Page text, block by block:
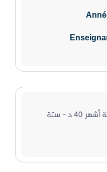
شهر 15 د - ثلاثة أشهر 40 د - ستة